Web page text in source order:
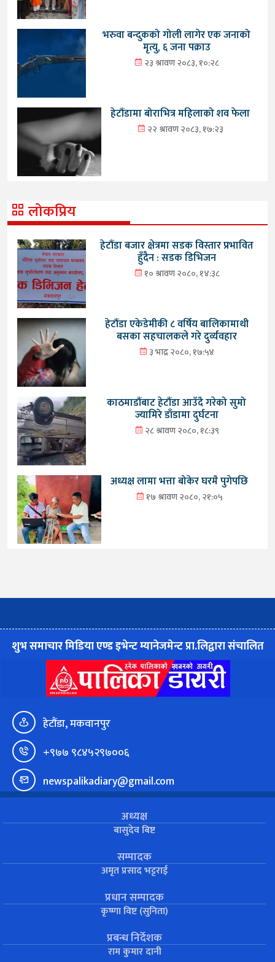
भरुवा बन्दुकको गोली लागेर एक जनाको
मृत्यु, ६ जना पक्राउ
२३ श्रावण २०८३, १०:२८
हेटौंडामा बोराभित्र महिलाको शव फेला
२२ श्रावण २०८३, १७:२३
लोकप्रिय
हेटौंडा बजार क्षेत्रमा सडक विस्तार प्रभावित
हुँदैन : सडक डिभिजन
१० श्रावण २०८०, १४:३८
हेटौंडा एकेडेमीकी ८ वर्षिय बालिकामाथी
बसका सहचालकले गरे दुर्व्यवहार
३ भाद्र २०८०, १७:५४
काठमाडौंबाट हेटौंडा आउँदै गरेको सुमो
ज्यामिरे डाँडामा दुर्घटना
२८ श्रावण २०८०, १८:३९
अध्यक्ष लामा भत्ता बोकेर घरमै पुगेपछि
१७ श्रावण २०८०, २१:०५
शुभ समाचार मिडिया एण्ड इभेन्ट म्यानेजमेन्ट प्रा.लिद्वारा संचालित
हेटौंडा, मकवानपुर
+९७७ ९८४५२९७००६
newspalikadiary@gmail.com
अध्यक्ष
बासुदेव बिष्ट
सम्पादक
अमृत प्रसाद भट्टराई
प्रधान सम्पादक
कृष्णा विष्ट (सुनिता)
प्रबन्ध निर्देशक
राम कुमार दानी